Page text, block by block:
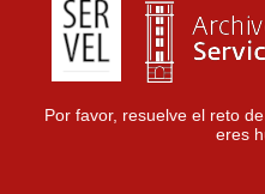
Por favor, resuelve el reto
eres